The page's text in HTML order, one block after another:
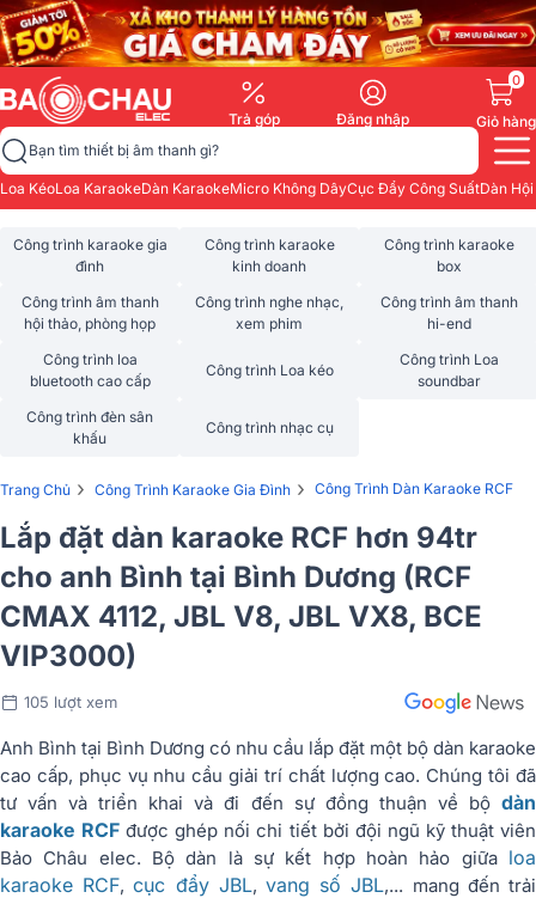
Trả góp Đăng nhập
0
Giỏ hàng
Bạn tìm thiết bị âm thanh gì?
Loa KéoLoa KaraokeDàn KaraokeMicro Không DâyCục Đẩy Công SuấtDàn
Công trình karaoke gia
đình
Công trình karaoke
kinh doanh
Công trình karaoke
box
Công trình âm thanh
hội thảo, phòng họp
Công trình nghe nhạc,
xem phim
Công trình âm thanh
hi-end
Công trình loa
bluetooth cao cấp
Công trình Loa kéo
Công trình Loa
soundbar
Công trình đèn sân
khấu
Công trình nhạc cụ
Trang Chủ › Công Trình Karaoke Gia Đình › Công Trình Dàn Karaoke RCF
Lắp đặt dàn karaoke RCF hơn 94tr
cho anh Bình tại Bình Dương (RCF
CMAX 4112, JBL V8, JBL VX8, BCE
VIP3000)
105 lượt xem
Anh Bình tại Bình Dương có nhu cầu lắp đặt một bộ dàn karaoke
cao cấp, phục vụ nhu cầu giải trí chất lượng cao. Chúng tôi đã
tư vấn và triển khai và đi đến sự đồng thuận về bộ dàn
karaoke RCF được ghép nối chi tiết bởi đội ngũ kỹ thuật viên
Bảo Châu elec. Bộ dàn là sự kết hợp hoàn hảo giữa loa
karaoke RCF,cục đẩy JBL,vang số JBL,... mang đến trải